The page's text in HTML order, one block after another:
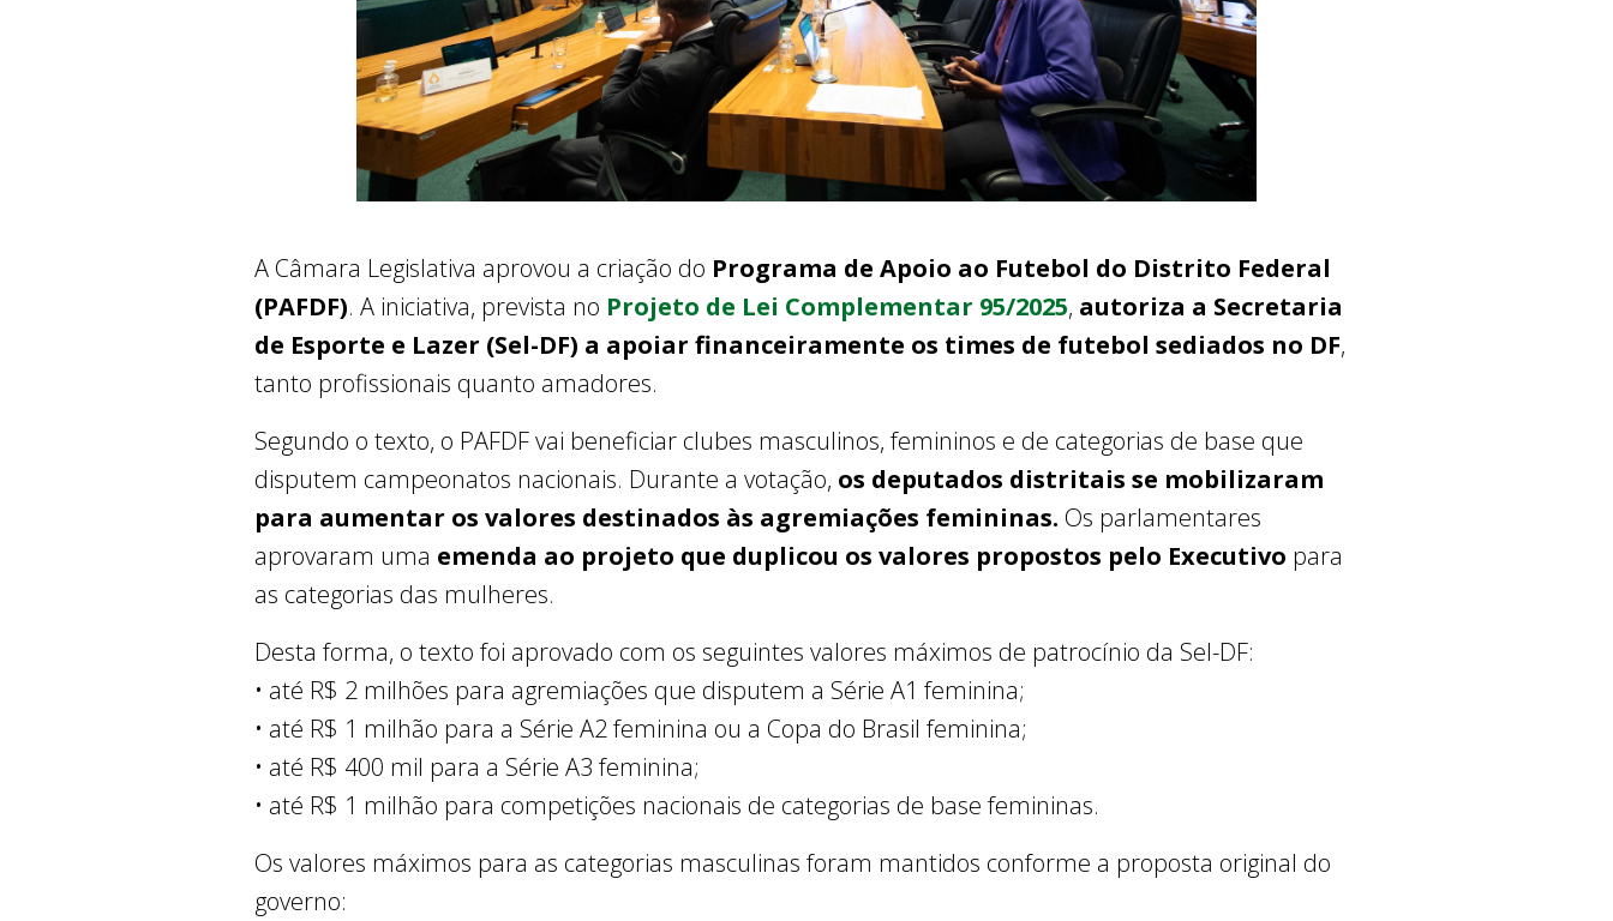
A Câmara Legislativa aprovou a criação do Programa de Apoio ao Futebol do Distrito Federal
(PAFDF). A iniciativa, prevista no Projeto de Lei Complementar 95/2025, autoriza a Secretaria
de Esporte e Lazer (Sel-DF) a apoiar financeiramente os times de futebol sediados no DF,
tanto profissionais quanto amadores.
Segundo o texto, o PAFDF vai beneficiar clubes masculinos, femininos e de categorias de base que
disputem campeonatos nacionais. Durante a votação, os deputados distritais se mobilizaram
para aumentar os valores destinados às agremiações femininas. Os parlamentares
aprovaram uma emenda ao projeto que duplicou os valores propostos pelo Executivo para
as categorias das mulheres.
Desta forma, o texto foi aprovado com os seguintes valores máximos de patrocínio da Sel-DF:
• até R$ 2 milhões para agremiações que disputem a Série A1 feminina;
• até R$ 1 milhão para a Série A2 feminina ou a Copa do Brasil feminina;
• até R$ 400 mil para a Série A3 feminina;
• até R$ 1 milhão para competições nacionais de categorias de base femininas.
Os valores máximos para as categorias masculinas foram mantidos conforme a proposta original do
governo: